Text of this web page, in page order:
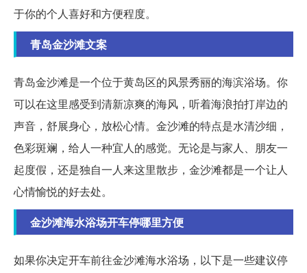
于你的个人喜好和方便程度。
青岛金沙滩文案
青岛金沙滩是一个位于黄岛区的风景秀丽的海滨浴场。你
可以在这里感受到清新凉爽的海风，听着海浪拍打岸边的
声音，舒展身心，放松心情。金沙滩的特点是水清沙细，
色彩斑斓，给人一种宜人的感觉。无论是与家人、朋友一
起度假，还是独自一人来这里散步，金沙滩都是一个让人
心情愉悦的好去处。
金沙滩海水浴场开车停哪里方便
如果你决定开车前往金沙滩海水浴场，以下是一些建议停